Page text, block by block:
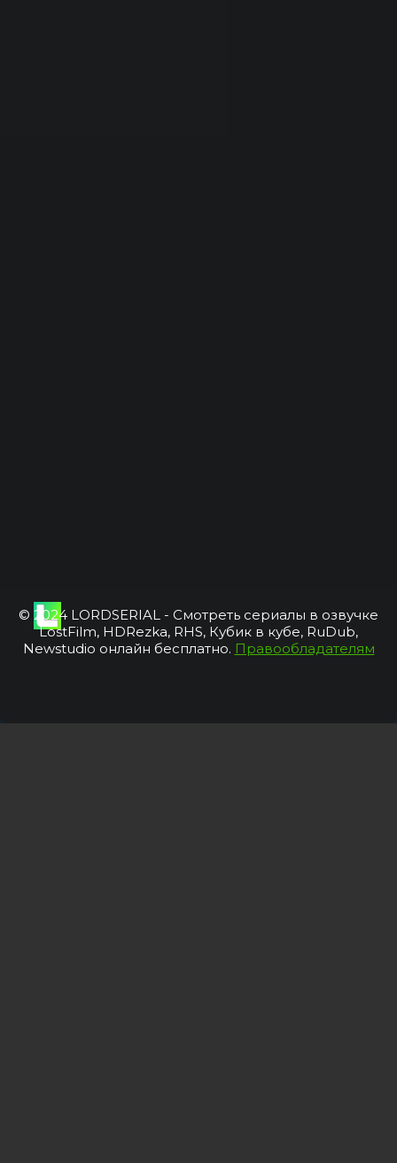
© 2024 LORDSERIAL - Смотреть сериалы в озвучке
LostFilm, HDRezka, RHS, Кубик в кубе, RuDub,
Newstudio онлайн бесплатно. Правообладателям